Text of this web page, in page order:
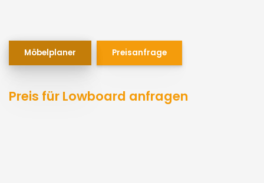
Möbelplaner Preisanfrage
Preis für Lowboard anfragen